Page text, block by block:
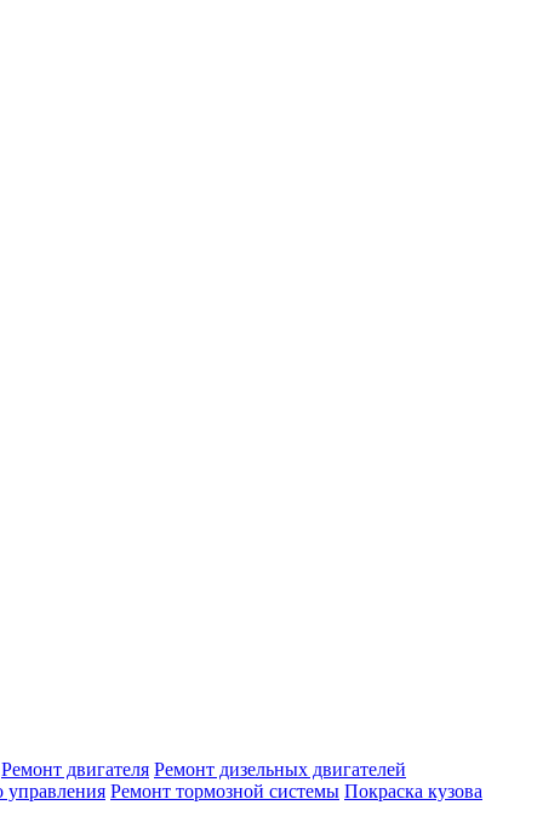
Ремонт двигателя Ремонт дизельных двигателей
управления Ремонт тормозной системы Покраска кузова